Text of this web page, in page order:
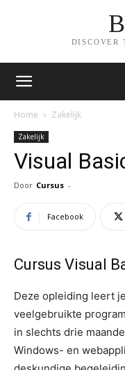
DISCOVER
Home Zakelijk
Zakelijk
Visual
Door Cursus -
Facebook
Cursus Visual
Deze opleiding leert
veelgebruikte
in slechts drie
Windows- en